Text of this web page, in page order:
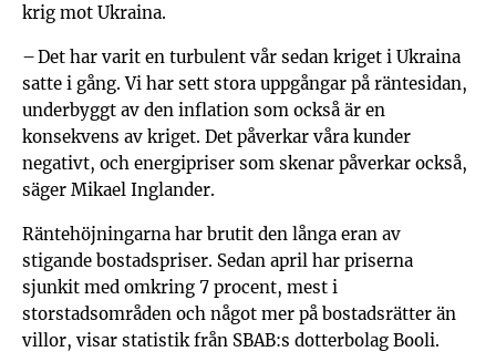
krig mot Ukraina.
– Det har varit en turbulent vår sedan kriget i Ukraina
satte i gång. Vi har sett stora uppgångar på ränte­sidan,
underbyggt av den inflation som också är en
konsekvens av kriget. Det påverkar våra kunder
negativt, och energipriser som skenar påverkar också,
säger Mikael Inglander.
Räntehöjningarna har brutit den långa eran av
stigande bostadspriser. Sedan april har priserna
sjunkit med omkring 7 procent, mest i
storstadsområden och något mer på bostadsrätter än
villor, visar statistik från SBAB:s dotterbolag Booli.